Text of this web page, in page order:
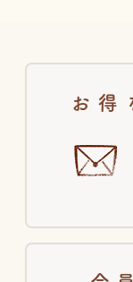
お得